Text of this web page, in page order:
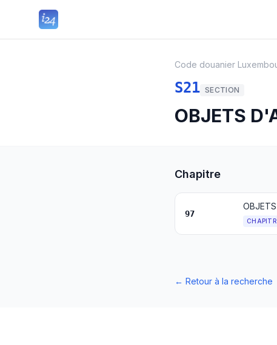
Code douanier
S21 SECTION
OBJETS
Chapitre
97
← Retour à la recherche